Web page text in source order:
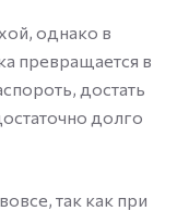
однако в
превращается в
достать
долго
так как при